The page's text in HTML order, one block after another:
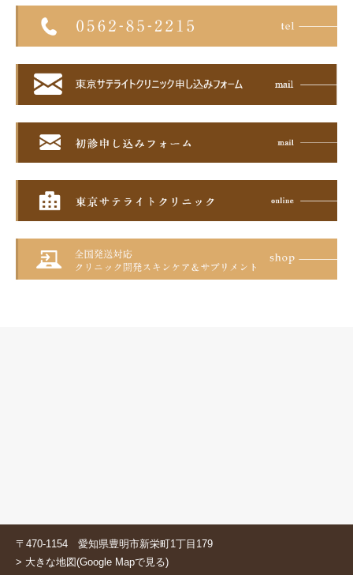
〒470-1154 愛知県豊明市新栄町1丁目179
> 大きな地図(Google Mapで見る)